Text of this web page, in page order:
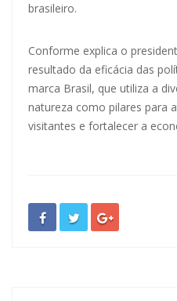
brasileiro.
Conforme explica o
resultado da eficácia das
marca Brasil, que utiliza a
natureza como pilares para
visitantes e fortalecer a